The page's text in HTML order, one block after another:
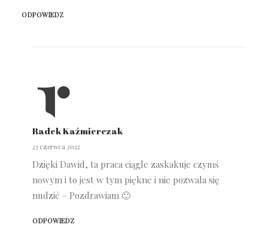
ODPOWIEDZ
Radek Kaźmierczak
23 czerwca 2022
Dzięki Dawid, ta praca ciągle zaskakuje czymś
nowym i to jest w tym piękne i nie pozwala się
nudzić – Pozdrawiam 🙂
ODPOWIEDZ